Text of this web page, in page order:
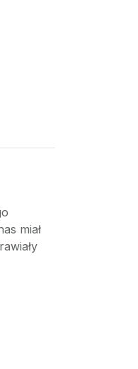
miał